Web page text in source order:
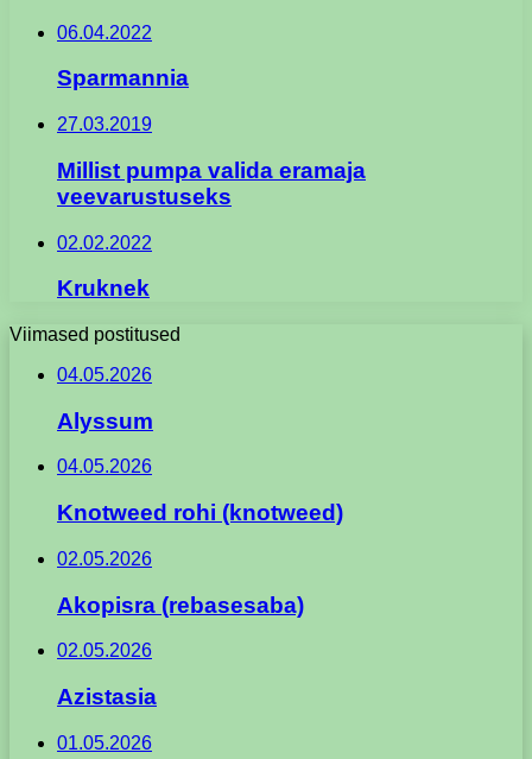
06.04.2022
Sparmannia
27.03.2019
Millist pumpa valida eramaja
veevarustuseks
02.02.2022
Kruknek
Viimased postitused
04.05.2026
Alyssum
04.05.2026
Knotweed rohi (knotweed)
02.05.2026
Akopisra (rebasesaba)
02.05.2026
Azistasia
01.05.2026